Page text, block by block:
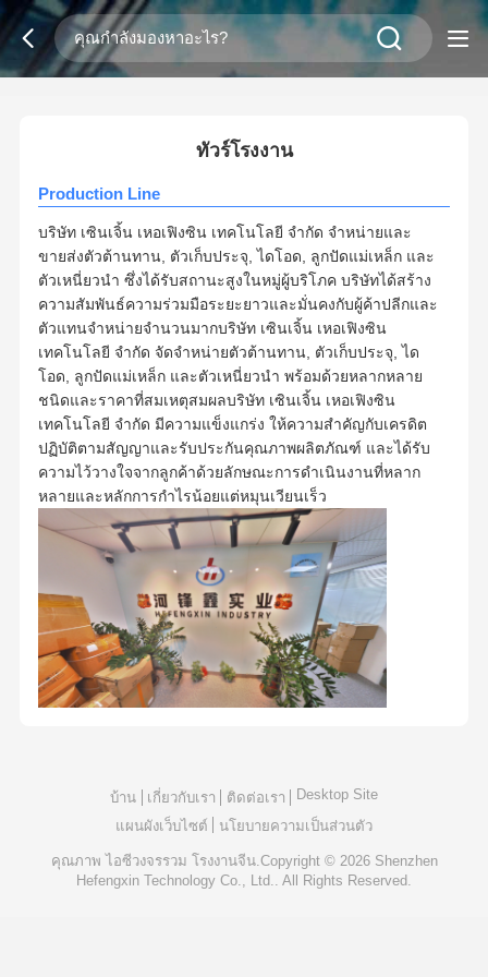
2/0
ทัวร์โรงงาน
Production Line
บริษัท เซินเจิ้น เหอเฟิงซิน เทคโนโลยี จำกัด จำหน่ายและ
ขายส่งตัวต้านทาน, ตัวเก็บประจุ, ไดโอด, ลูกปัดแม่เหล็ก และ
ตัวเหนี่ยวนำ ซึ่งได้รับสถานะสูงในหมู่ผู้บริโภค บริษัทได้สร้าง
ความสัมพันธ์ความร่วมมือระยะยาวและมั่นคงกับผู้ค้าปลีกและ
ตัวแทนจำหน่ายจำนวนมากบริษัท เซินเจิ้น เหอเฟิงซิน
เทคโนโลยี จำกัด จัดจำหน่ายตัวต้านทาน, ตัวเก็บประจุ, ได
โอด, ลูกปัดแม่เหล็ก และตัวเหนี่ยวนำ พร้อมด้วยหลากหลาย
ชนิดและราคาที่สมเหตุสมผลบริษัท เซินเจิ้น เหอเฟิงซิน
เทคโนโลยี จำกัด มีความแข็งแกร่ง ให้ความสำคัญกับเครดิต
ปฏิบัติตามสัญญาและรับประกันคุณภาพผลิตภัณฑ์ และได้รับ
ความไว้วางใจจากลูกค้าด้วยลักษณะการดำเนินงานที่หลาก
หลายและหลักการกำไรน้อยแต่หมุนเวียนเร็ว
บ้าน เกี่ยวกับเรา ติดต่อเรา
Desktop Site
แผนผังเว็บไซต์
นโยบายความเป็นส่วนตัว
คุณภาพ ไอซีวงจรรวม โรงงานจีน.Copyright © 2026 Shenzhen
Hefengxin Technology Co., Ltd.. All Rights Reserved.